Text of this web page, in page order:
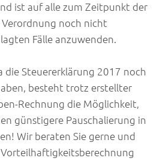
ist auf alle zum Zeitpunkt der
noch nicht
Fälle anzuwenden.
die Steuererklärung 2017 noch
besteht trotz erstellter
Rechnung die Möglichkeit,
günstigere Pauschalierung in
Wir beraten Sie gerne und